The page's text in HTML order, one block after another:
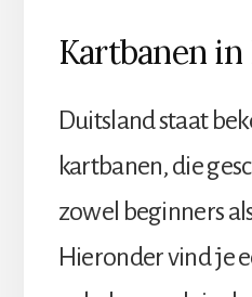
Kartbanen
Duitsland staat
kartbanen, die
zowel beginners
Hieronder vind je